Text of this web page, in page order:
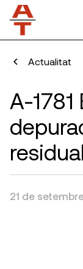
Actualitat
A-
21 de